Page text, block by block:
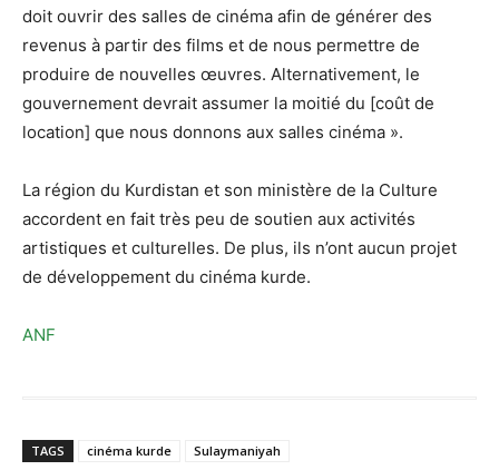
doit ouvrir des salles de cinéma afin de générer des
revenus à partir des films et de nous permettre de
produire de nouvelles œuvres. Alternativement, le
gouvernement devrait assumer la moitié du [coût de
location] que nous donnons aux salles cinéma ».
La région du Kurdistan et son ministère de la Culture
accordent en fait très peu de soutien aux activités
artistiques et culturelles. De plus, ils n’ont aucun projet
de développement du cinéma kurde.
ANF
TAGS cinéma kurde Sulaymaniyah